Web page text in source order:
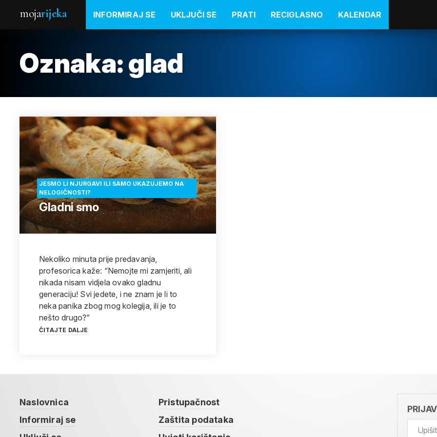
mojarijeka INFORMIRAJ SE UKLJUČI SE PRATI RECIGLASNO KALENDAR
Oznaka:glad
JESMO LI NJURGAVI ILI SAMO UKAZUJEMO NA
NELOGIČNOSTI?
Gladni smo
Nekoliko minuta prije predavanja,
profesorica kaže: “Nemojte mi zamjeriti, ali
nikada nisam vidjela ovako gladnu
generaciju! Svi jedete, i ne znam je li to
neka panika zbog mog kolegija, ili je to
nešto drugo?”
ČITAJTE DALJE
Naslovnica
Informiraj se
Pristupačnost
Zaštita podataka